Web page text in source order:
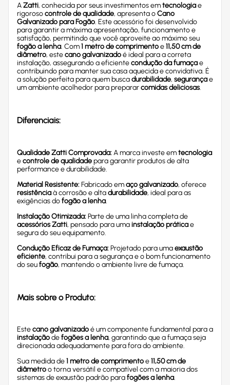
AZatti, conhecida por seus investimentos emtecnologiae
rigorosocontrole de qualidade, apresenta oCano
Galvanizado para Fogão. Este acessório foi desenvolvido
para garantir a máxima apresentação, funcionamento e
satisfação, permitindo que você aproveite ao máximo seu
fogão a lenha. Com1 metro de comprimentoe11,50 cm de
diâmetro, estecano galvanizadoé ideal para a correta
instalação, assegurando a eficientecondução da fumaçae
contribuindo para manter sua casa aquecida e convidativa. É
a solução perfeita para quem buscadurabilidade, segurançae
um ambiente acolhedor para prepararcomidas deliciosas.
Diferenciais:
Qualidade Zatti Comprovada:A marca investe emtecnologia
econtrole de qualidadepara garantir produtos de alta
performance e durabilidade.
Material Resistente:Fabricado emaço galvanizado, oferece
resistênciaà corrosão e altadurabilidade, ideal para as
exigências dofogão a lenha.
Instalação Otimizada:Parte de uma linha completa de
acessórios Zatti, pensado para umainstalação práticae
segura do seu equipamento.
Condução Eficaz de Fumaça:Projetado para umaexaustão
eficiente, contribui para a segurança e o bom funcionamento
do seufogão, mantendo o ambiente livre de fumaça.
Mais sobre o Produto:
Estecano galvanizadoé um componente fundamental para a
instalaçãodefogões a lenha, garantindo que a fumaça seja
direcionada adequadamente para fora do ambiente.
Sua medida de1 metro de comprimentoe11,50 cm de
diâmetroo torna versátil e compatível com a maioria dos
sistemas de exaustão padrão parafogões a lenha.